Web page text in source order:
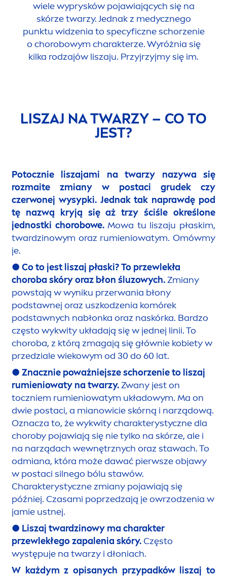
wiele wyprysków pojawiających się na
skórze twarzy. Jednak z medycznego
punktu widzenia to specyficzne schorzenie
o chorobowym charakterze. Wyróżnia się
kilka rodzajów liszaju. Przyjrzyjmy się im.
LISZAJ NA TWARZY – CO TO
JEST?
Potocznie liszajami na twarzy nazywa się
rozmaite zmiany w postaci grudek czy
czerwonej wysypki. Jednak tak naprawdę pod
tę nazwą kryją się aż trzy ściśle określone
jednostki chorobowe.Mowa tu liszaju płaskim,
twardzinowym oraz rumieniowatym. Omówmy
je.
● Co to jest liszaj płaski? To przewlekła
choroba skóry oraz błon śluzowych.Zmiany
powstają w wyniku przerwania błony
podstawnej oraz uszkodzenia komórek
podstawnych nabłonka oraz naskórka. Bardzo
często wykwity układają się w jednej linii. To
choroba, z którą zmagają się głównie kobiety w
przedziale wiekowym od 30 do 60 lat.
● Znacznie poważniejsze schorzenie to liszaj
rumieniowaty na twarzy.Zwany jest on
toczniem rumieniowatym układowym. Ma on
dwie postaci, a mianowicie skórną i narządową.
Oznacza to, że wykwity charakterystyczne dla
choroby pojawiają się nie tylko na skórze, ale i
na narządach wewnętrznych oraz stawach. To
odmiana, która może dawać pierwsze objawy
w postaci silnego bólu stawów.
Charakterystyczne zmiany pojawiają się
później. Czasami poprzedzają je owrzodzenia w
jamie ustnej.
● Liszaj twardzinowy ma charakter
przewlekłego zapalenia skóry. Często
występuje na twarzy i dłoniach.
W każdym z opisanych przypadków liszaj to